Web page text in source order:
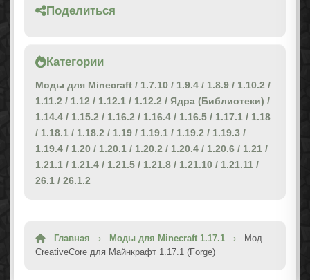
Поделиться
Категории
Моды для Minecraft / 1.7.10 / 1.9.4 / 1.8.9 / 1.10.2 /
1.11.2 / 1.12 / 1.12.1 / 1.12.2 / Ядра (Библиотеки) /
1.14.4 / 1.15.2 / 1.16.2 / 1.16.4 / 1.16.5 / 1.17.1 / 1.18
/ 1.18.1 / 1.18.2 / 1.19 / 1.19.1 / 1.19.2 / 1.19.3 /
1.19.4 / 1.20 / 1.20.1 / 1.20.2 / 1.20.4 / 1.20.6 / 1.21 /
1.21.1 / 1.21.4 / 1.21.5 / 1.21.8 / 1.21.10 / 1.21.11 /
26.1 / 26.1.2
Главная › Моды для Minecraft 1.17.1 ›
Мод
CreativeCore для Майнкрафт 1.17.1 (Forge)